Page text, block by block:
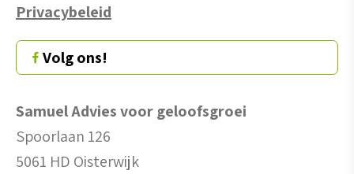
Privacybeleid
Volg ons!
Samuel Advies voor geloofsgroei
Spoorlaan 126
5061 HD Oisterwijk